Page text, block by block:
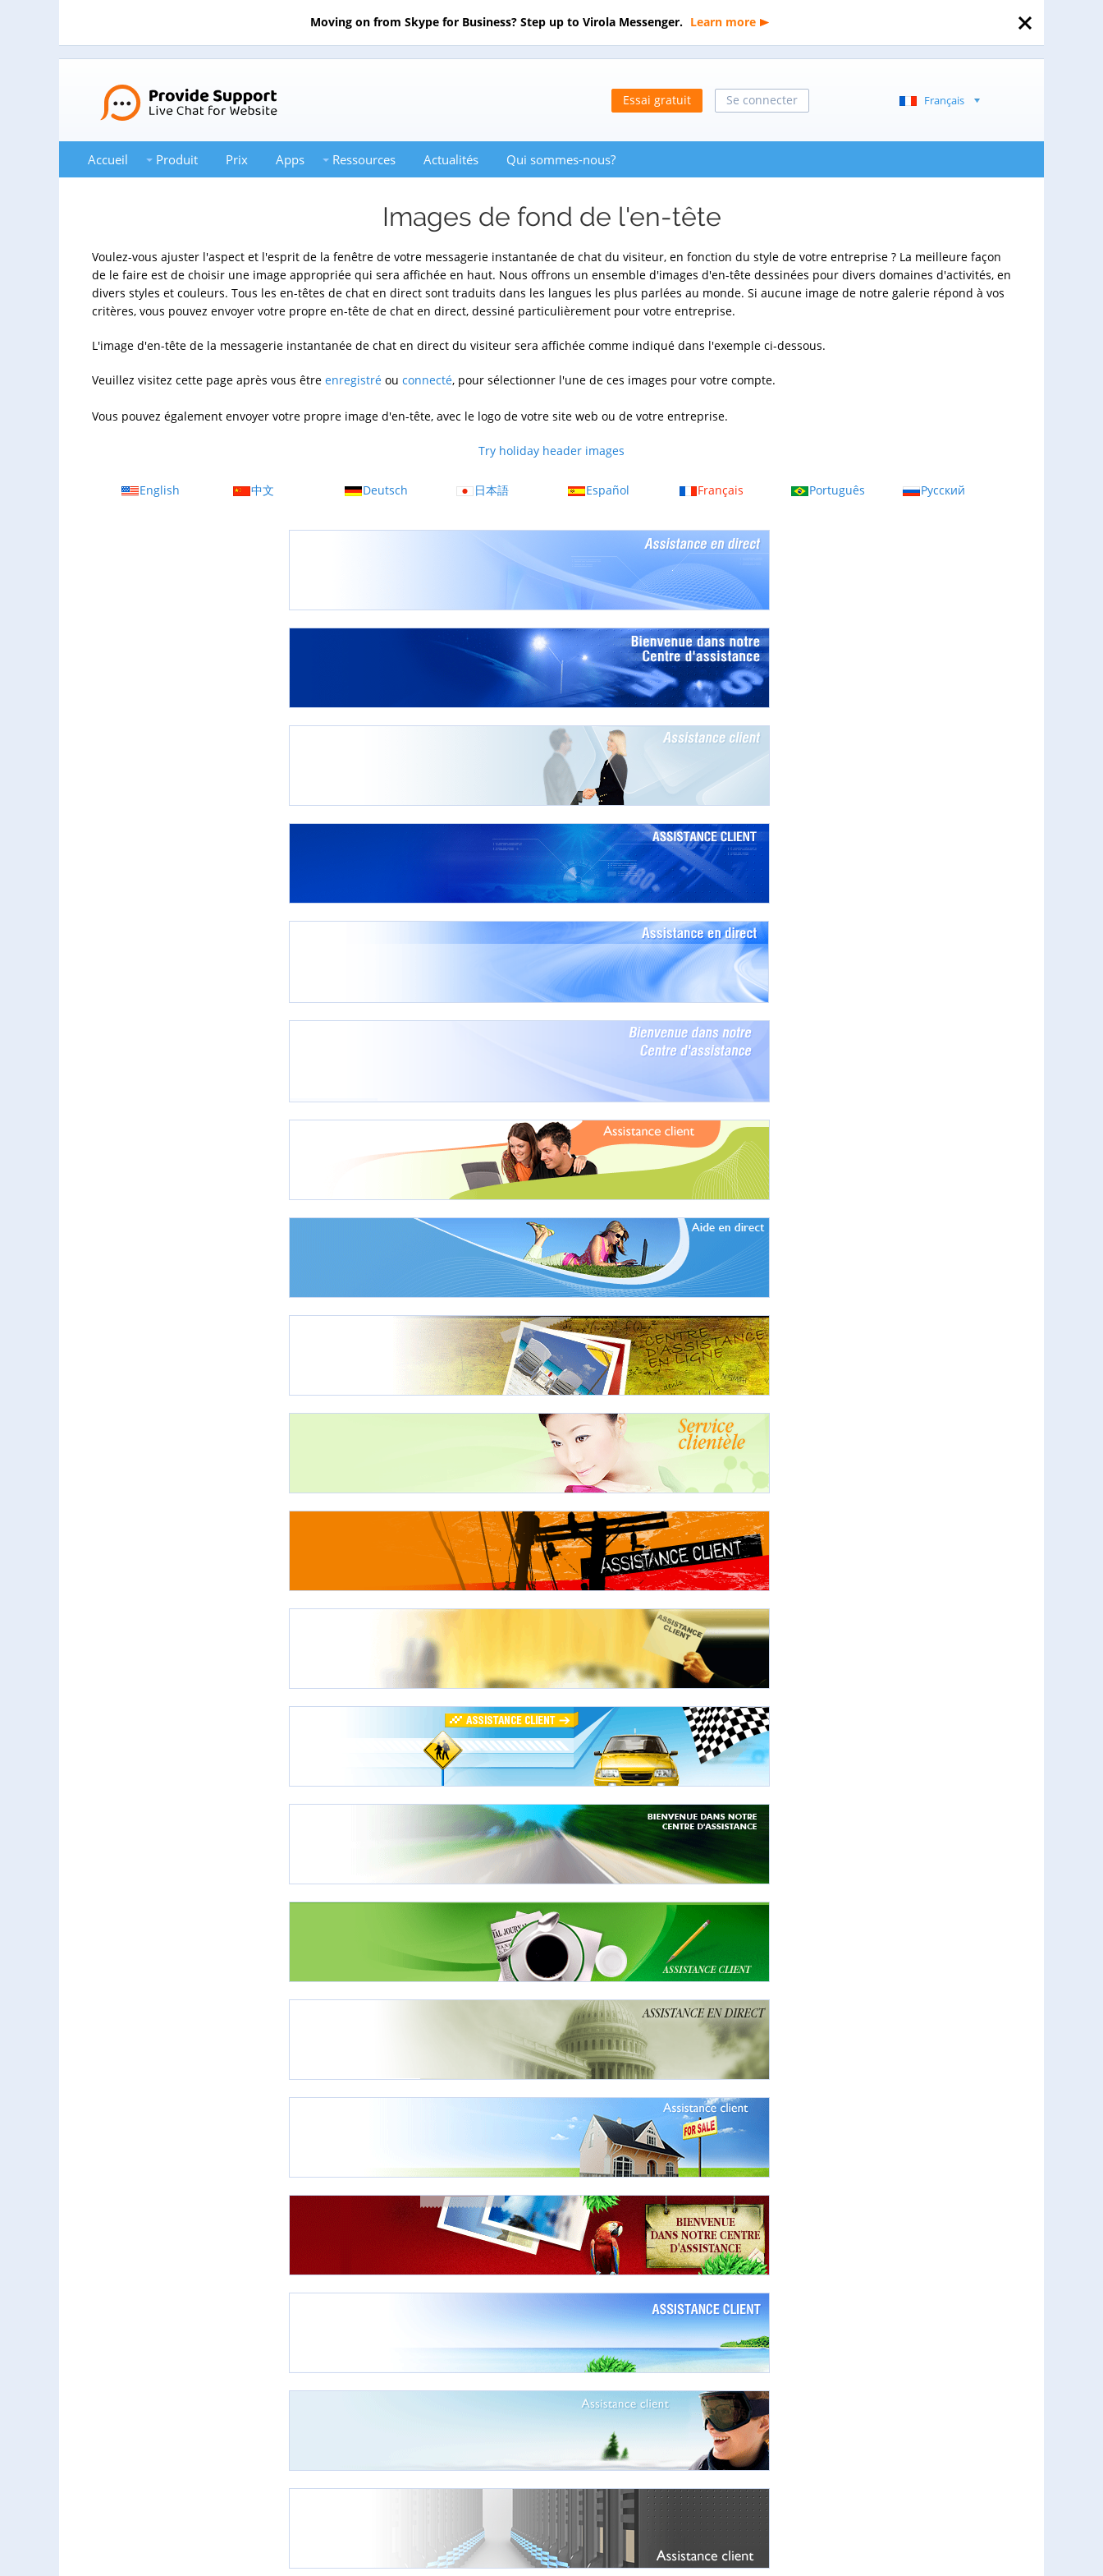
Moving on from Skype for Business? Step up to Virola Messenger. Learn more
Essai gratuit Se connecter Français
Accueil Produit Prix Apps Ressources Actualités Qui sommes-nous?
Images de fond de l'en-tête
Voulez-vous ajuster l'aspect et l'esprit de la fenêtre de votre messagerie instantanée de chat du visiteur, en fonction du style de votre entreprise ? La meilleure façon
de le faire est de choisir une image appropriée qui sera affichée en haut. Nous offrons un ensemble d'images d'en-tête dessinées pour divers domaines d'activités, en
divers styles et couleurs. Tous les en-têtes de chat en direct sont traduits dans les langues les plus parlées au monde. Si aucune image de notre galerie répond à vos
critères, vous pouvez envoyer votre propre en-tête de chat en direct, dessiné particulièrement pour votre entreprise.
L'image d'en-tête de la messagerie instantanée de chat en direct du visiteur sera affichée comme indiqué dans l'exemple ci-dessous.
Veuillez visitez cette page après vous être enregistré ou connecté, pour sélectionner l'une de ces images pour votre compte.
Vous pouvez également envoyer votre propre image d'en-tête, avec le logo de votre site web ou de votre entreprise.
Try holiday header images
English 中文 Deutsch 日本語 Español Français Português Русский